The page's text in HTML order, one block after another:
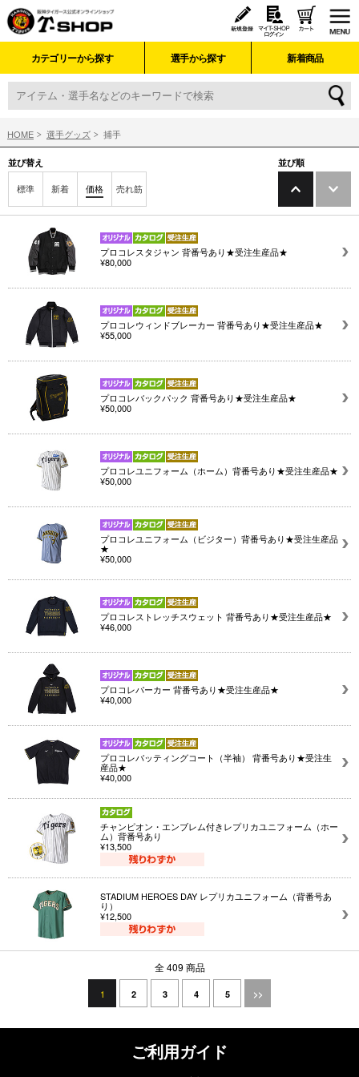
カテゴリーから探す 選手から探す 新着商品
HOME 選手グッズ 捕手
並び替え
標準 新着 価格 売れ筋
並び順
プロコレスタジャン 背番号あり★受注生産品★
¥80,000
プロコレウィンドブレーカー 背番号あり★受注生産品★
¥55,000
プロコレバックパック 背番号あり★受注生産品★
¥50,000
プロコレユニフォーム（ホーム）背番号あり★受注生産品★
¥50,000
プロコレユニフォーム（ビジター）背番号あり★受注生産品
★
¥50,000
プロコレストレッチスウェット 背番号あり★受注生産品★
¥46,000
プロコレパーカー 背番号あり★受注生産品★
¥40,000
プロコレバッティングコート（半袖） 背番号あり★受注生
産品★
¥40,000
チャンピオン・エンブレム付きレプリカユニフォーム（ホー
ム）背番号あり
¥13,500
STADIUM HEROES DAY レプリカユニフォーム（背番号あ
り）
¥12,500
全 409 商品
1 2 3 4 5 >>
ご利用ガイド